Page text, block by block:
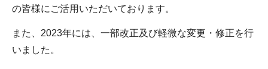
の皆様にご活用いただいております。
また、2023年には、一部改正及び軽微な変更・修正を行
いました。